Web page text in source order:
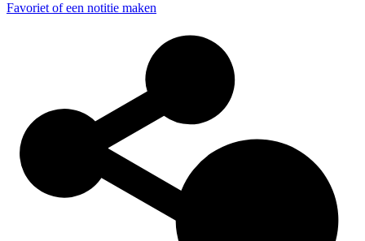
Favoriet of een notitie maken